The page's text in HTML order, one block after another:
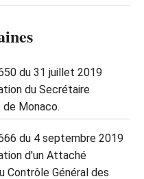
du 31 juillet 2019
du Secrétaire
Monaco.
du 4 septembre 2019
d'un Attaché
Contrôle Général des